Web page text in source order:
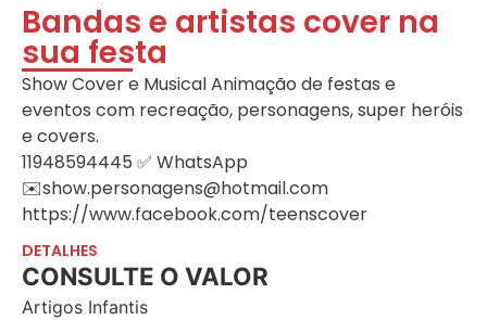
Bandas e artistas cover na
sua festa
Show Cover e Musical Animação de festas e
eventos com recreação, personagens, super heróis
e covers.
11948594445 ✅ WhatsApp
✉️show.personagens@hotmail.com
https://www.facebook.com/teenscover
DETALHES
CONSULTE O VALOR
Artigos Infantis